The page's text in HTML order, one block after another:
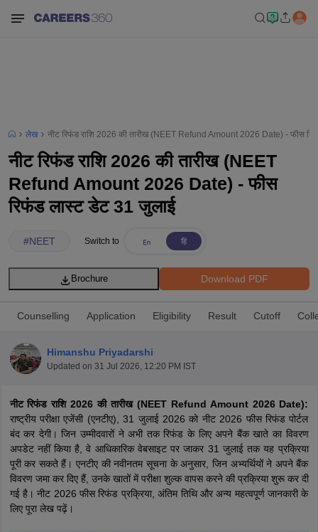
NEET PG Counselling
NEET MDS Cutoff
Cutoff
Nursing Fees Structure
लेख नीट रिफंड राशि 2026 की तारीख (NEET Refund Amount 2026 Date) - फीस
नीट रिफंड राशि 2026 की तारीख (NEET
Refund Amount 2026 Date) - फीस
रिफंड लास्ट डेट 31 जुलाई
#NEET Switch to
Download PDF
Brochure
Counselling Application Eligibility Result Cutoff
Himanshu Priyadarshi
Updated on 31 Jul 2026, 12:20 PM IST
नीट रिफंड राशि 2026 की तारीख (NEET Refund Amount 2026 Date):
राष्ट्रीय परीक्षा एजेंसी (एनटीए), 31 जुलाई 2026 को नीट 2026 फीस रिफंड पोर्टल
बंद कर देगी। जिन उम्मीदवारों ने अभी तक रिफंड के लिए अपने बैंक खाते का विवरण
अपडेट नहीं किया है, वे आधिकारिक वेबसाइट पर जाकर 31 जुलाई तक यह प्रक्रिया
पूरी कर सकते हैं। एनटीए की नवीनतम सूचना के अनुसार, जिन अभ्यर्थियों ने अपने बैंक
विवरण जमा कर दिए हैं, उनके खातों में परीक्षा शुल्क वापस करने की प्रक्रिया शुरू कर दी
गई है। नीट 2026 फीस रिफंड प्रक्रिया, अंतिम तिथि और अन्य महत्वपूर्ण जानकारी के
लिए पूरा लेख पढ़ें।